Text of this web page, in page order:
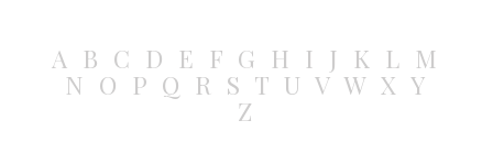
A B C D E F G H I J K L M
N O P Q R S T U V W X Y
Z